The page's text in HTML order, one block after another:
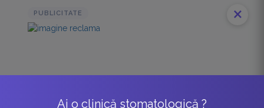
PUBLICITATE close
Ai o clinică stomatologică ?